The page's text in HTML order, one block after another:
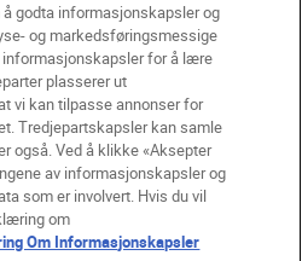
Bruksvilkår
Nikon Store
Tilgjengelighet
å godta informasjonskapsler og
og markedsføringsmessige
informasjonskapsler for å lære
plasserer ut
vi kan tilpasse annonser for
Tredjepartskapsler kan samle
også. Ved å klikke «Aksepter
av informasjonskapsler og
som er involvert. Hvis du vil
om
Om Informasjonskapsler